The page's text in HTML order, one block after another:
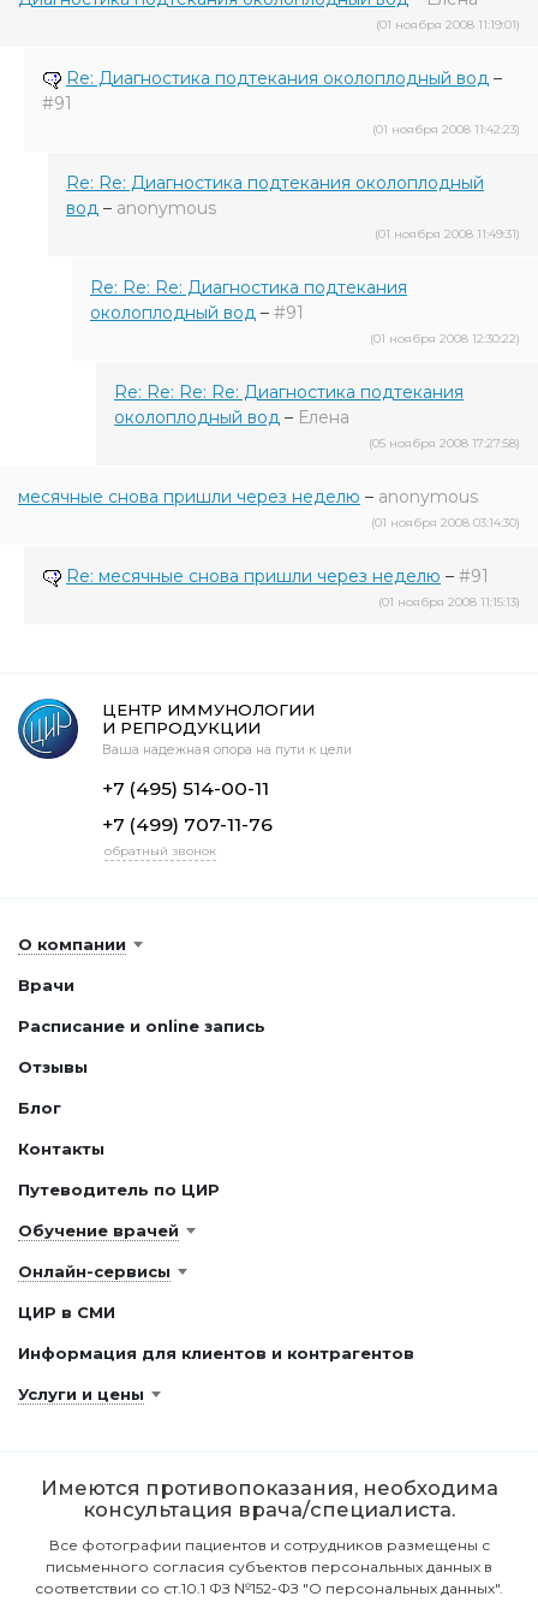
(01 ноября 2008 11:19:01)
Re: Диагностика подтекания околоплодный вод –
#91
(01 ноября 2008 11:42:23)
Re: Re: Диагностика подтекания околоплодный
вод – anonymous
(01 ноября 2008 11:49:31)
Re: Re: Re: Диагностика подтекания
околоплодный вод – #91
(01 ноября 2008 12:30:22)
Re: Re: Re: Re: Диагностика подтекания
околоплодный вод – Елена
(05 ноября 2008 17:27:58)
месячные снова пришли через неделю – anonymous
(01 ноября 2008 03:14:30)
Re: месячные снова пришли через неделю – #91
(01 ноября 2008 11:15:13)
ЦЕНТР ИММУНОЛОГИИ
И РЕПРОДУКЦИИ
Ваша надежная опора на пути к цели
+7 (495) 514-00-11
+7 (499) 707-11-76
обратный звонок
О компании
Врачи
Расписание и online запись
Отзывы
Блог
Контакты
Путеводитель по ЦИР
Обучение врачей
Онлайн-сервисы
ЦИР в СМИ
Информация для клиентов и контрагентов
Услуги и цены
Имеются противопоказания, необходима
консультация врача/специалиста.
Все фотографии пациентов и сотрудников размещены с
письменного согласия субъектов персональных данных в
соответствии со ст.10.1 ФЗ №152-ФЗ "О персональных данных".